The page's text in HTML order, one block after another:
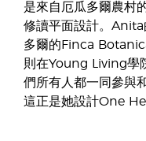
是來自厄瓜多爾農村
修讀平面設計。
多爾的Finca
則在Young Living學
們所有人都一同參與
這正是她設計One